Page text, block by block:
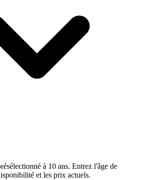
à 10 ans. Entrez l'âge de
et les prix actuels.